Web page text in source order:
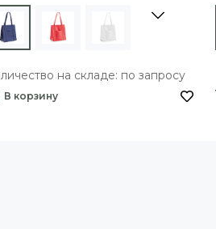
на складе: по запросу
В корзину